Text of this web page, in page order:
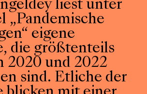
liest unter
„Pandemische
eigene
die größtenteils
2020 und 2022
sind. Etliche der